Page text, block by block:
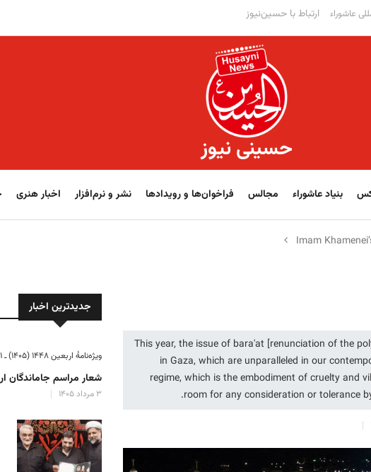
عاشوراء ارتباط با حسین‌نیوز
حسینی نیوز
بنیاد عاشوراء مجالس فراخوان‌‏‏‏ها و رویدادها نشر و نرم‌افزار اخبار هنری
Imam
This year, the issue of bara'at [renunciation of the
in Gaza, which are unparalleled in our
regime, which is the embodiment of cruelty and
room for any consideration or tolerance
جدیدترین اخبار
ویژه‌نامهٔ اربعین ۱۴۴۸ (۱۴۰۵) ـ ۳۱
شعار مراسم جاماندگان
۳ مرداد ۱۴۰۵